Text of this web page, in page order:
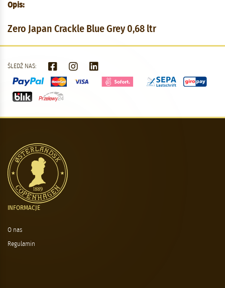
Opis:
Zero Japan Crackle Blue Grey 0,68 ltr
ŚLEDŹ NAS:
INFORMACJE
O nas
Regulamin